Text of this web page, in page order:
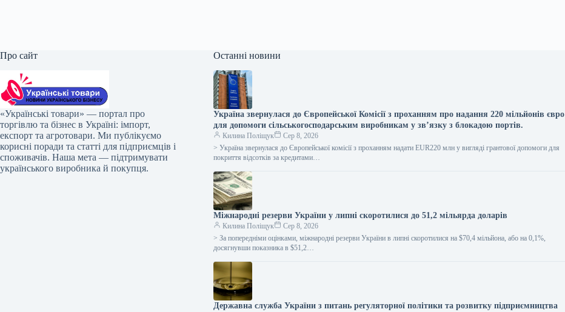
Про сайт
«Українські товари» — портал про
торгівлю та бізнес в Україні: імпорт,
експорт та агротовари. Ми публікуємо
корисні поради та статті для підприємців і
споживачів. Наша мета — підтримувати
українського виробника й покупця.
Останні новини
Україна звернулася до Європейської Комісії з проханням про надання 220 мільйонів євро
для допомоги сільськогосподарським виробникам у зв’язку з блокадою портів.
Килина Поліщук
Сер 8, 2026
> Україна звернулася до Європейської комісії з проханням надати EUR220 млн у вигляді грантової допомоги для
покриття відсотків за кредитами…
Міжнародні резерви України у липні скоротилися до 51,2 мільярда доларів
Килина Поліщук
Сер 8, 2026
> За попередніми оцінками, міжнародні резерви України в липні скоротилися на $70,4 мільйона, або на 0,1%,
досягнувши показника в $51,2…
Державна служба України з питань регуляторної політики та розвитку підприємництва